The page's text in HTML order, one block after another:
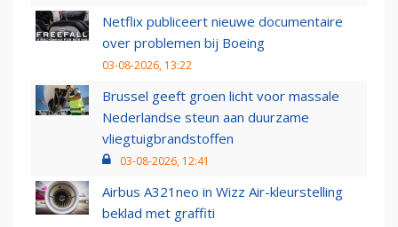
Netflix publiceert nieuwe documentaire
over problemen bij Boeing
03-08-2026, 13:22
Brussel geeft groen licht voor massale
Nederlandse steun aan duurzame
vliegtuigbrandstoffen
03-08-2026, 12:41
Airbus A321neo in Wizz Air-kleurstelling
beklad met graffiti